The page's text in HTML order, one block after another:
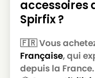
STARMIX
STARMIX
STARMIX
STARMIX
STARMIX
accessoires
Spirfix ?
🇫🇷 Vous
Française, qui
depuis la France.